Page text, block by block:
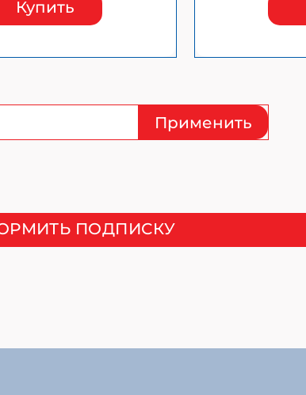
Купить
Применить
ПОДПИСКУ